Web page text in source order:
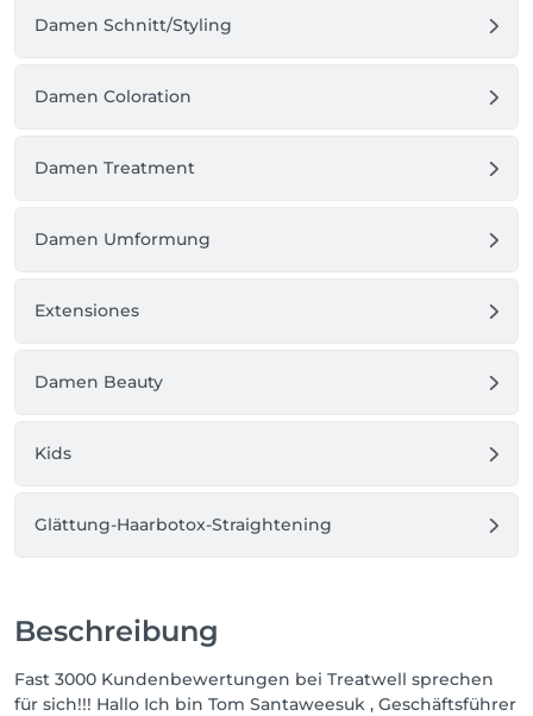
Damen Schnitt/Styling
Damen Coloration
Damen Treatment
Damen Umformung
Extensiones
Damen Beauty
Kids
Glättung-Haarbotox-Straightening
Beschreibung
Fast 3000 Kundenbewertungen bei Treatwell sprechen
für sich!!! Hallo Ich bin Tom Santaweesuk , Geschäftsführer